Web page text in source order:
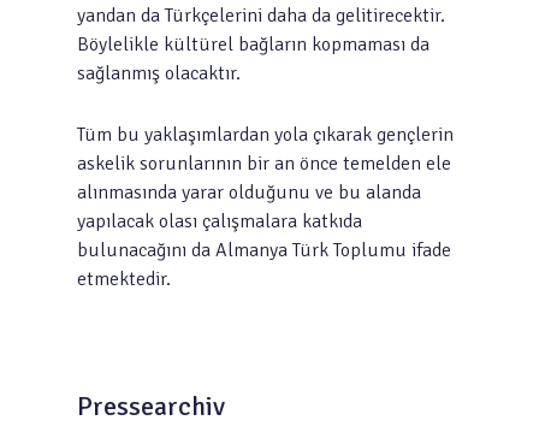
yandan da Türkçelerini daha da gelitirecektir.
Böylelikle kültürel bağların kopmaması da
sağlanmış olacaktır.
Tüm bu yaklaşımlardan yola çıkarak gençlerin
askelik sorunlarının bir an önce temelden ele
alınmasında yarar olduğunu ve bu alanda
yapılacak olası çalışmalara katkıda
bulunacağını da Almanya Türk Toplumu ifade
etmektedir.
Pressearchiv